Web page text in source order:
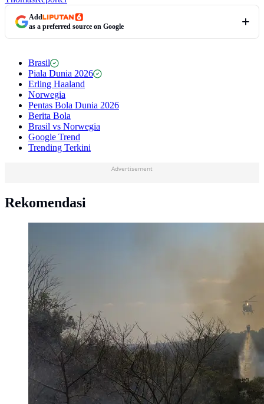
Add
as a preferred source on Google
Brasil
Piala Dunia 2026
Erling Haaland
Norwegia
Pentas Bola Dunia 2026
Berita Bola
Brasil vs Norwegia
Google Trend
Trending Terkini
Advertisement
Rekomendasi